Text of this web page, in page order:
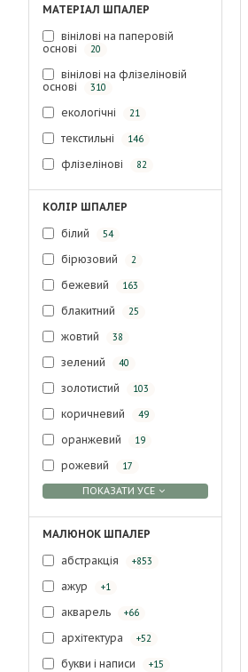
МАТЕРІАЛ ШПАЛЕР
вінілові на паперовій
основі
20
вінілові на флізеліновій
основі
310
екологічні 21
текстильні 146
флізелінові 82
КОЛІР ШПАЛЕР
білий 54
бірюзовий 2
бежевий 163
блакитний 25
жовтий 38
зелений 40
золотистий 103
коричневий 49
оранжевий 19
рожевий 17
ПОКАЗАТИ УСЕ
МАЛЮНОК ШПАЛЕР
абстракція +853
ажур +1
акварель +66
архітектура +52
букви і написи +15